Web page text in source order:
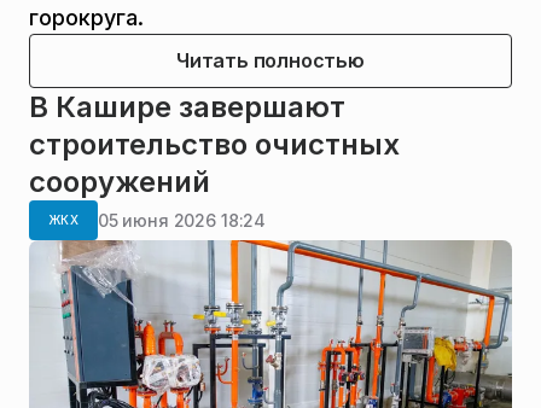
горокруга.
Читать полностью
В Кашире завершают
строительство очистных
сооружений
ЖКХ 05 июня 2026 18:24